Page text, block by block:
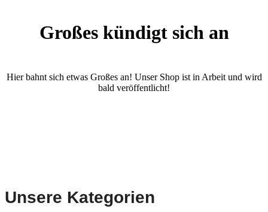
Großes kündigt sich an
Hier bahnt sich etwas Großes an! Unser Shop ist in Arbeit und wird
bald veröffentlicht!
Unsere Kategorien